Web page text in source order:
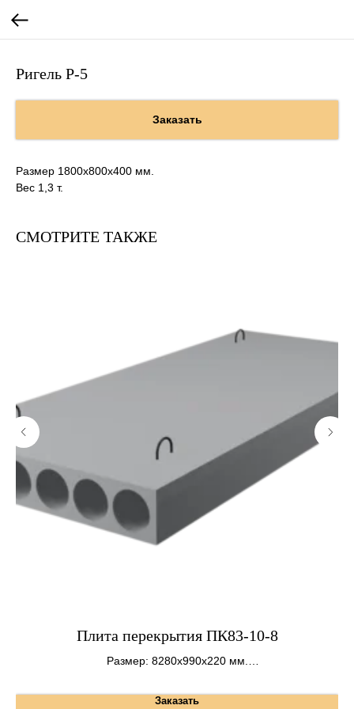
Ригель Р-5
Заказать
Размер 1800х800х400 мм.
Вес 1,3 т.
СМОТРИТЕ ТАКЖЕ
Плита перекрытия ПК83-10-8
Размер: 8280х990х220 мм.
Заказать